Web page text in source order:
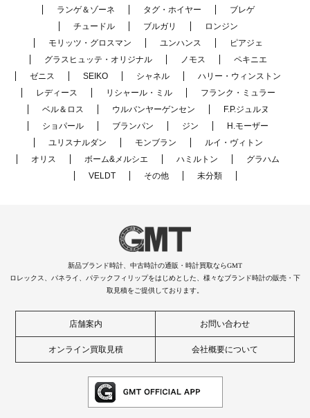
ランゲ＆ゾーネ
タグ・ホイヤー
ブレゲ
チュードル
ブルガリ
ロンジン
モリッツ・グロスマン
ユンハンス
ピアジェ
グラスヒュッテ・オリジナル
ノモス
ペキニエ
ゼニス
SEIKO シャネル
ハリー・ウィンストン
レディース
リシャール・ミル
フランク・ミュラー
ベル＆ロス
ウルバンヤーゲンセン
F.P.ジュルヌ
ショパール
ブランパン ジン
H.モーザー
ユリスナルダン
モンブラン
ルイ・ヴィトン
オリス
ボーム&メルシエ ハミルトン
グラハム
VELDT
その他 未分類
新品ブランド時計、中古時計の通販・時計買取ならGMT
ロレックス、パネライ、パテックフィリップをはじめとした、様々なブランド時計の販売・下
取見積をご提供しております。
店舗案内 お問い合わせ
オンライン買取見積 会社概要について